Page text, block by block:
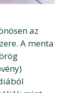
az
A menta